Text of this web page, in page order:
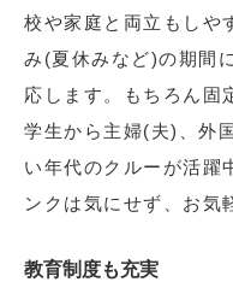
校や家庭と両立もしや
み(夏休みなど)の期間
応します。もちろん固
学生から主婦(夫)、外
い年代のクルーが活躍
ンクは気にせず、お気
教育制度も充実